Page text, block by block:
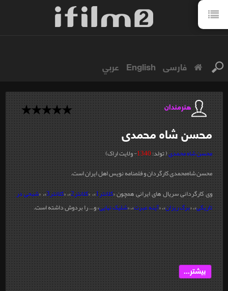
فارسی English عربي
هنرمندان
محسنشاه محمدی
محسن شاه محمدی( تولد:1340- ولایت اراک)
محسن شاه‌محمدی کارگردان و فلمنامه نویس اهل ایران است.
وی کارگردانی سریال های ایرانی همچون «کلانتر1 »، «کلانتر2 »، «کلانتر3 »، «شبحی در
تاریکی»، «برگ ریزان»، «آینه عبرت»، «شلیک نهایی» و... را بردوش داشته است.
بیشتر...